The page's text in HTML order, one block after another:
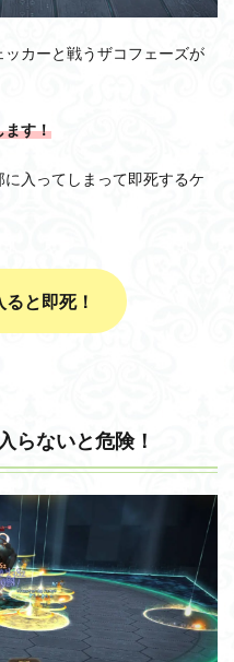
カーと戦うザコフェーズが
ます！
入ってしまって即死するケ
と即死！
らないと危険！